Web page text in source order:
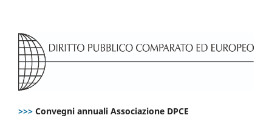
>>> Convegni annuali Associazione DPCE